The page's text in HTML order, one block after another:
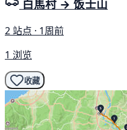
白馬村 → 饭士山
2 站点 · 1周前
1 浏览
收藏